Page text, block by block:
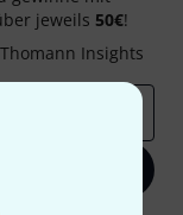
jeweils 50€!
Thomann Insights